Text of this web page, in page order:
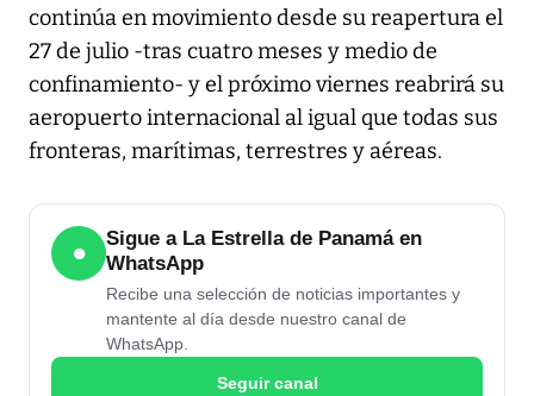
continúa en movimiento desde su reapertura el
27 de julio -tras cuatro meses y medio de
confinamiento- y el próximo viernes reabrirá su
aeropuerto internacional al igual que todas sus
fronteras, marítimas, terrestres y aéreas.
●
Sigue a La Estrella de Panamá en
WhatsApp
Recibe una selección de noticias importantes y
mantente al día desde nuestro canal de
WhatsApp.
Seguir canal